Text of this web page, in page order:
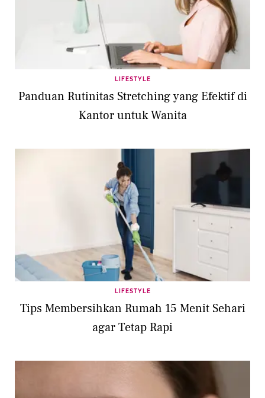
LIFESTYLE
Panduan Rutinitas Stretching yang Efektif di
Kantor untuk Wanita
LIFESTYLE
Tips Membersihkan Rumah 15 Menit Sehari
agar Tetap Rapi